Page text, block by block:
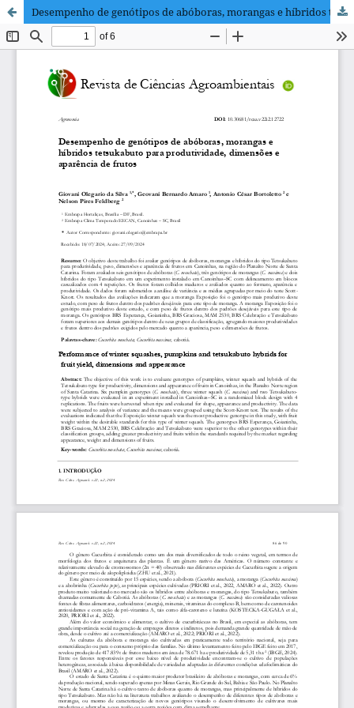
Desempenho de genótipos de abóboras, morangas e híbridos tetsukabuto para produtividade, dimensões e aparência de frutos